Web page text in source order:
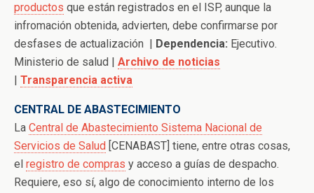
productos que están registrados en el ISP, aunque la
infromación obtenida, advierten, debe confirmarse por
desfases de actualización | Dependencia: Ejecutivo.
Ministerio de salud | Archivo de noticias
| Transparencia activa
CENTRAL DE ABASTECIMIENTO
La Central de Abastecimiento Sistema Nacional de
Servicios de Salud [CENABAST] tiene, entre otras cosas,
el registro de compras y acceso a guías de despacho.
Requiere, eso sí, algo de conocimiento interno de los